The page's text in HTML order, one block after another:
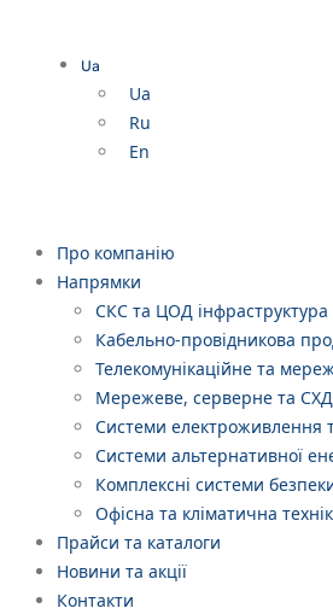
Ua
Ua
Ru
En
Про компанію
Напрямки
СКС та ЦОД інфраструктура
Кабельно-провідникова
Телекомунікаційне та
Мережеве, серверне та
Системи електроживлення
Системи альтернативної
Комплексні системи
Офісна та кліматична
Прайси та каталоги
Новини та акції
Контакти